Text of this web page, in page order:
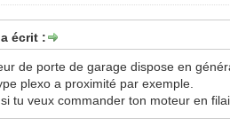
écrit :
de porte de garage dispose en
plexo a proximité par exemple.
tu veux commander ton moteur en